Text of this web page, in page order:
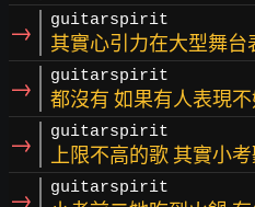
→ guitarspirit
其實心引力在大型舞
→ guitarspirit
都沒有 如果有人表現
→ guitarspirit
上限不高的歌 其實小
→ guitarspirit